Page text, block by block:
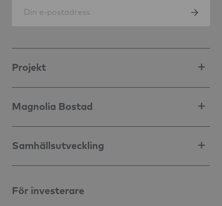
Projekt
Magnolia Bostad
Samhällsutveckling
För investerare